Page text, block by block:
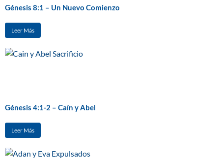
Génesis 8:1 – Un Nuevo Comienzo
Leer Más
Génesis 4:1-2 – Caín y Abel
Leer Más